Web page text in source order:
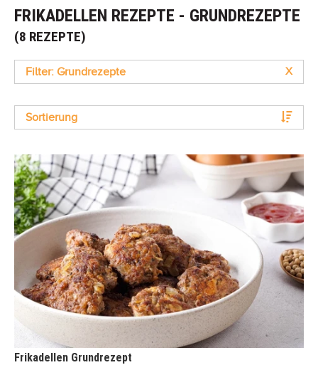
FRIKADELLEN REZEPTE - GRUNDREZEPTE
(8 REZEPTE)
Filter: Grundrezepte X
Sortierung
Frikadellen Grundrezept